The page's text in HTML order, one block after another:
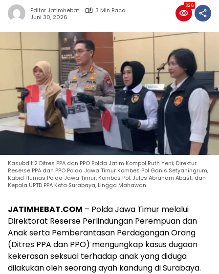
Editor Jatimhebat
3 Min Baca
Juni 30, 2026
326
Kasubdit 2 Ditres PPA dan PPO Polda Jatim Kompol Ruth Yeni; Direktur
Reserse PPA dan PPO Polda Jawa Timur Kombes Pol Ganis Setyaningrum;
Kabid Humas Polda Jawa Timur, Kombes Pol. Jules Abraham Abast; dan
Kepala UPTD PPA Kota Surabaya, Lingga Mahawan
JATIMHEBAT.COM – Polda Jawa Timur melalui
Direktorat Reserse Perlindungan Perempuan dan
Anak serta Pemberantasan Perdagangan Orang
(Ditres PPA dan PPO) mengungkap kasus dugaan
kekerasan seksual terhadap anak yang diduga
dilakukan oleh seorang ayah kandung di Surabaya.